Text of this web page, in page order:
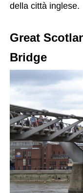
della città inglese.
Great
Bridge